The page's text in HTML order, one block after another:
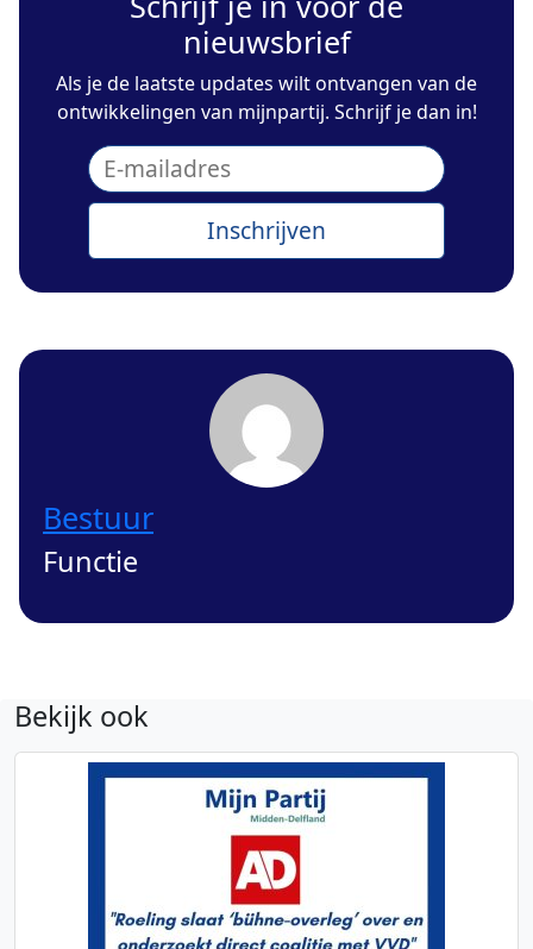
nieuwsbrief
Als je de laatste updates wilt ontvangen van de
ontwikkelingen van mijnpartij. Schrijf je dan in!
Bestuur
Functie
Bekijk ook